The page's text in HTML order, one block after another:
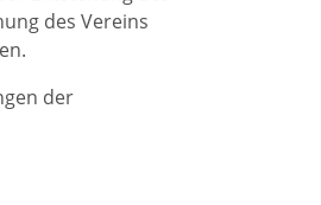
des Vereins
der